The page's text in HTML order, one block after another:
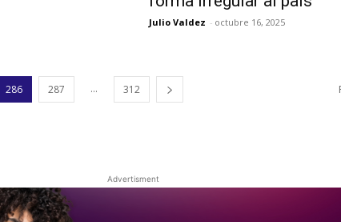
Julio Valdez - octubre 16, 2025
286 287 ... 312
Advertisment